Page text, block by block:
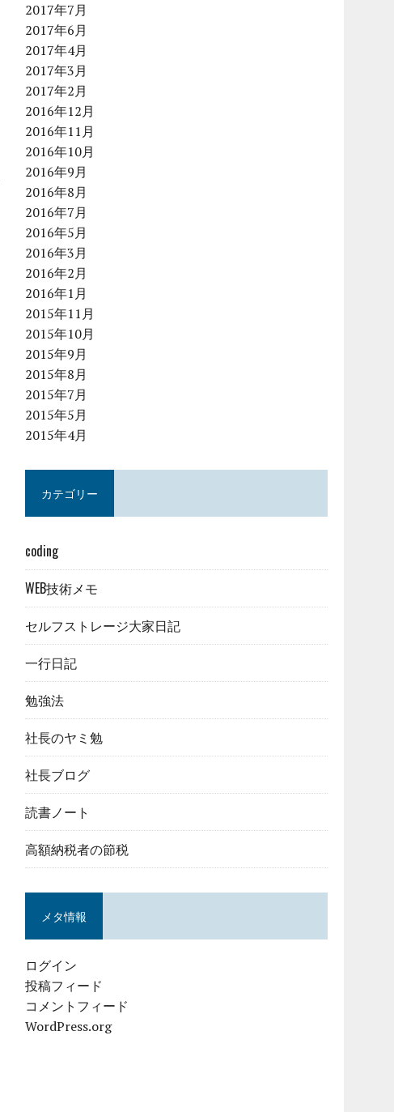
2017年7月
2017年6月
2017年4月
2017年3月
2017年2月
2016年12月
2016年11月
2016年10月
2016年9月
2016年8月
2016年7月
2016年5月
2016年3月
2016年2月
2016年1月
2015年11月
2015年10月
2015年9月
2015年8月
2015年7月
2015年5月
2015年4月
カテゴリー
coding
WEB技術メモ
セルフストレージ大家日記
一行日記
勉強法
社長のヤミ勉
社長ブログ
読書ノート
高額納税者の節税
メタ情報
ログイン
投稿フィード
コメントフィード
WordPress.org